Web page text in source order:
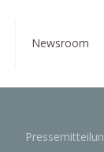
Newsroom